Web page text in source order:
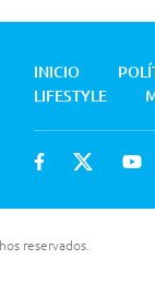
INICIO
LIFESTYLE
reservados.